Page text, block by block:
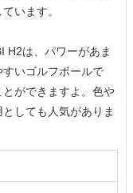
います。
H2は、パワーがあま
いゴルフボールで
ができますよ。色や
しても人気がありま